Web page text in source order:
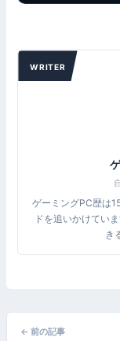
WRITER
ゲーミングPC歴は
ドを追いかけてい
き
投← 前の記事